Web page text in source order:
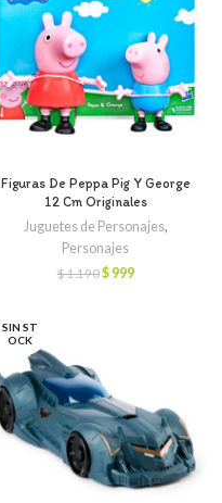
Figuras De Peppa Pig Y George
12 Cm Originales
Juguetes de Personajes,
Personajes
$1.190El
$999El
SIN ST
OCK